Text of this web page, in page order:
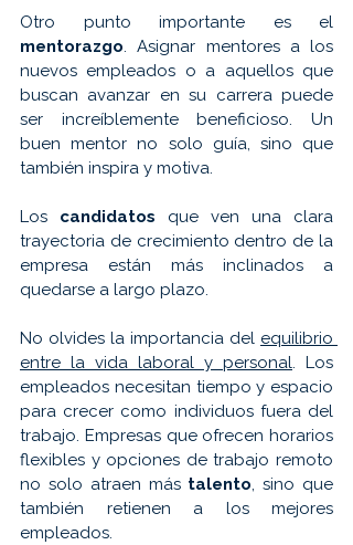
mentorazgo. Asignar mentores a los
nuevos empleados o a aquellos que
buscan avanzar en su carrera puede
ser increíblemente beneficioso. Un
buen mentor no solo guía, sino que
también inspira y motiva.
Los candidatos que ven una clara
trayectoria de crecimiento dentro de la
empresa están más inclinados a
quedarse a largo plazo.
No olvides la importancia del equilibrio
entre la vida laboral y personal. Los
empleados necesitan tiempo y espacio
para crecer como individuos fuera del
trabajo. Empresas que ofrecen horarios
flexibles y opciones de trabajo remoto
no solo atraen más talento, sino que
también retienen a los mejores
empleados.